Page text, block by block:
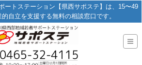
ートステーション【県西サポステ】は、15〜49
自立を支援する無料の相談窓口です。